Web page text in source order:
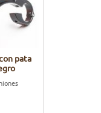
pata